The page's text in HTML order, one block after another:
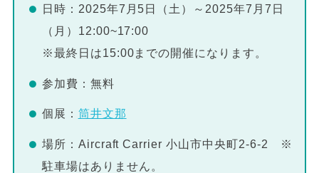
日時：2025年7月5日（土）～2025年7月7日
（月）12:00~17:00
※最終日は15:00までの開催になります。
参加費：無料
個展： 筒井文那
場所：Aircraft Carrier 小山市中央町2-6-2 ※
駐車場はありません。